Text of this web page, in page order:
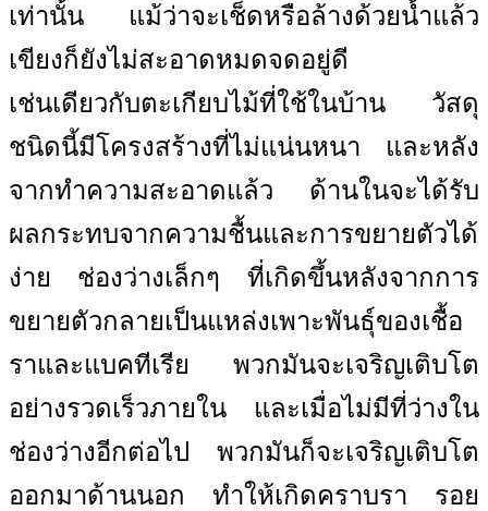
เท่านั้น แม้ว่าจะเช็ดหรือล้างด้วยน้ำแล้ว
เขียงก็ยังไม่สะอาดหมดจดอยู่ดี
เช่นเดียวกับตะเกียบไม้ที่ใช้ในบ้าน วัสดุ
ชนิดนี้มีโครงสร้างที่ไม่แน่นหนา และหลัง
จากทำความสะอาดแล้ว ด้านในจะได้รับ
ผลกระทบจากความชื้นและการขยายตัวได้
ง่าย ช่องว่างเล็กๆ ที่เกิดขึ้นหลังจากการ
ขยายตัวกลายเป็นแหล่งเพาะพันธุ์ของเชื้อ
ราและแบคทีเรีย พวกมันจะเจริญเติบโต
อย่างรวดเร็วภายใน และเมื่อไม่มีที่ว่างใน
ช่องว่างอีกต่อไป พวกมันก็จะเจริญเติบโต
ออกมาด้านนอก ทำให้เกิดคราบรา รอย